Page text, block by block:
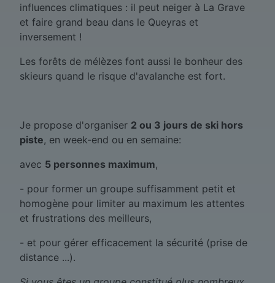
influences climatiques : il peut neiger à La Grave
et faire grand beau dans le Queyras et
inversement !
Les forêts de mélèzes font aussi le bonheur des
skieurs quand le risque d'avalanche est fort.
Je propose d'organiser 2 ou 3 jours de ski hors
piste, en week-end ou en semaine:
avec 5 personnes maximum,
- pour former un groupe suffisamment petit et
homogène pour limiter au maximum les attentes
et frustrations des meilleurs,
- et pour gérer efficacement la sécurité (prise de
distance ...).